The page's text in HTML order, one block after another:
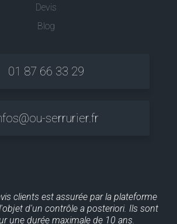
Devis
Blog
01 87 66 33 29
serrurier.fr
clients est assurée par la plateforme
d'un contrôle a posteriori. Ils sont
une durée maximale de 10 ans.